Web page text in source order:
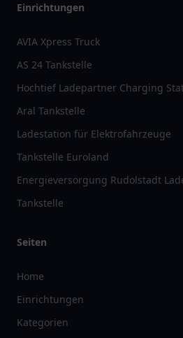
Einrichtungen
AVIA Xpress Truck
AS 24 Tankstelle
Hochtief Ladepartner Charging
Aral Tankstelle
Ladestation für Elektrofahrzeuge
Tankstelle Euroland
Energieversorgung Rudolstadt
Tankstelle
Seiten
Home
Einrichtungen
Kategorien